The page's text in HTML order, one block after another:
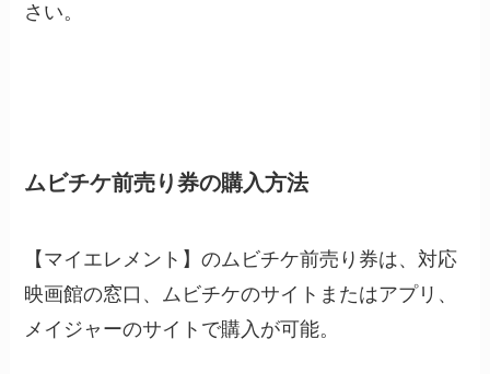
さい。
ムビチケ前売り券の購入方法
【マイエレメント】のムビチケ前売り券は、対応
映画館の窓口、ムビチケのサイトまたはアプリ、
メイジャーのサイトで購入が可能。